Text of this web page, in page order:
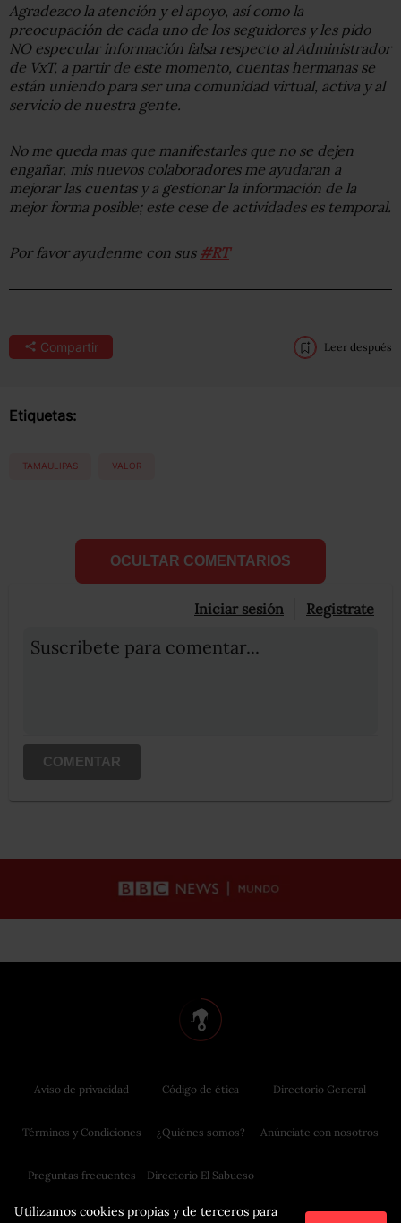
Agradezco la atención y el apoyo, así como la
preocupación de cada uno de los seguidores y les pido
NO especular información falsa respecto al Administrador
de VxT, a partir de este momento, cuentas hermanas se
están uniendo para ser una comunidad virtual, activa y al
servicio de nuestra gente.
No me queda mas que manifestarles que no se dejen
engañar, mis nuevos colaboradores me ayudaran a
mejorar las cuentas y a gestionar la información de la
mejor forma posible; este cese de actividades es temporal.
Por favor ayudenme con sus #RT
Compartir Leer después
Etiquetas:
TAMAULIPAS VALOR
OCULTAR COMENTARIOS
Iniciar sesión Registrate
Suscribete para comentar...
COMENTAR
Utilizamos cookies propias y de terceros para
Aviso de privacidad
Términos y Condiciones
Preguntas frecuentes
Código de ética
¿Quiénes somos?
Directorio El Sabueso
Directorio General
Anúnciate con nosotros